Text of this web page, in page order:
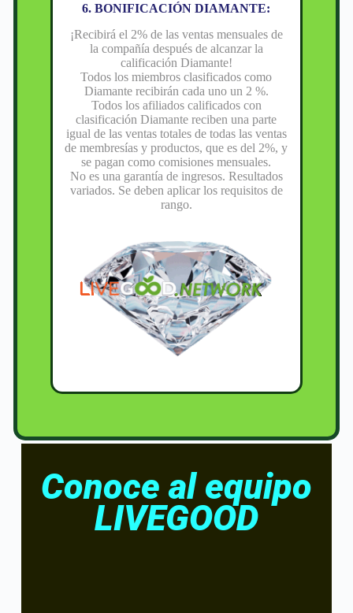
6. BONIFICACIÓN DIAMANTE:
¡Recibirá el 2% de las ventas mensuales de
la compañía después de alcanzar la
calificación Diamante!
Todos los miembros clasificados como
Diamante recibirán cada uno un 2 %.
Todos los afiliados calificados con
clasificación Diamante reciben una parte
igual de las ventas totales de todas las ventas
de membresías y productos, que es del 2%, y
se pagan como comisiones mensuales.
No es una garantía de ingresos. Resultados
variados. Se deben aplicar los requisitos de
rango.
Conoce al equipo
LIVEGOOD